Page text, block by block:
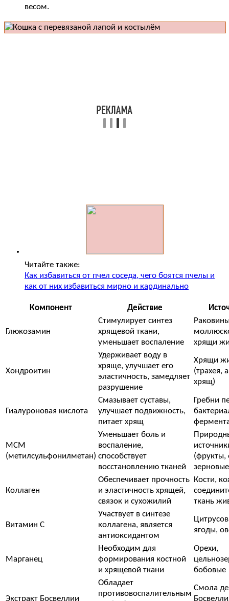
весом.
Читайте также:
Как избавиться от пчел соседа, чего боятся пчелы и
как от них избавиться мирно и кардинально
Компонент Действие
Глюкозамин
Стимулирует синтез
хрящевой ткани,
уменьшает воспаление
хрящи
Хондроитин
Удерживает воду в
хряще, улучшает его
эластичность, замедляет
разрушение
Хрящи
(трахея,
хрящ)
Гиалуроновая кислота
Смазывает суставы,
улучшает подвижность,
питает хрящ
Гребни
МСМ
(метилсульфонилметан)
Уменьшает боль и
воспаление,
способствует
восстановлению тканей
(фрукты,
Коллаген
Обеспечивает прочность
и эластичность хрящей,
связок и сухожилий
Кости,
ткань
Витамин С
Участвует в синтезе
коллагена, является
антиоксидантом
ягоды,
Марганец
Необходим для
формирования костной
и хрящевой ткани
Орехи,
бобовые
Экстракт Босвеллии
Обладает
противовоспалительным
Смола